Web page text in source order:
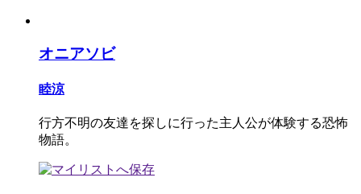
オニアソビ
睦涼
行方不明の友達を探しに行った主人公が体験する恐怖
物語。